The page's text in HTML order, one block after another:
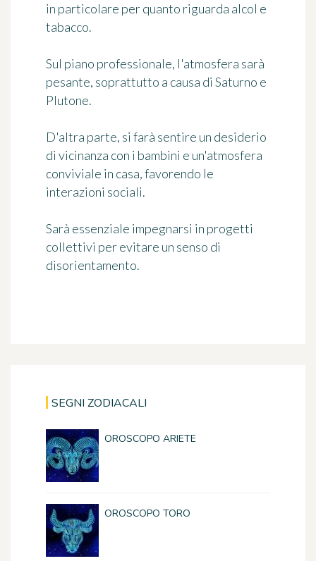
in particolare per quanto riguarda alcol e
tabacco.
Sul piano professionale, l'atmosfera sarà
pesante, soprattutto a causa di Saturno e
Plutone.
D'altra parte, si farà sentire un desiderio
di vicinanza con i bambini e un'atmosfera
conviviale in casa, favorendo le
interazioni sociali.
Sarà essenziale impegnarsi in progetti
collettivi per evitare un senso di
disorientamento.
SEGNI ZODIACALI
OROSCOPO ARIETE
OROSCOPO TORO